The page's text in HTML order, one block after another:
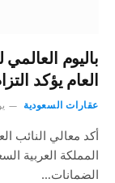
باليوم
العام يؤكد
عقارات السعودية
أكد معالي النائب
المملكة العربية
الضمانات…